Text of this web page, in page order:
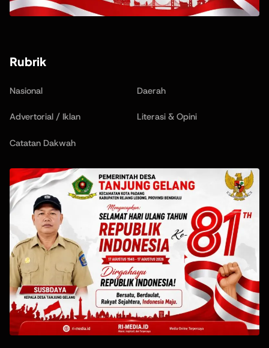
Rubrik
Nasional Daerah
Advertorial / Iklan Literasi & Opini
Catatan Dakwah